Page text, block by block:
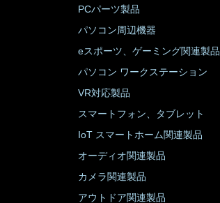
PCパーツ製品
パソコン周辺機器
eスポーツ、ゲーミング関連製品
パソコン ワークステーション
VR対応製品
スマートフォン、タブレット
IoT スマートホーム関連製品
オーディオ関連製品
カメラ関連製品
アウトドア関連製品